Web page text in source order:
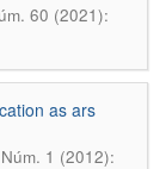
60 (2021):
as ars
1 (2012):